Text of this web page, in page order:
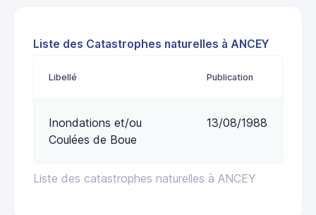
Liste des Catastrophes naturelles à ANCEY
Liste des catastrophes naturelles à ANCEY
Libellé Publication
Inondations et/ou
Coulées de Boue
13/08/1988